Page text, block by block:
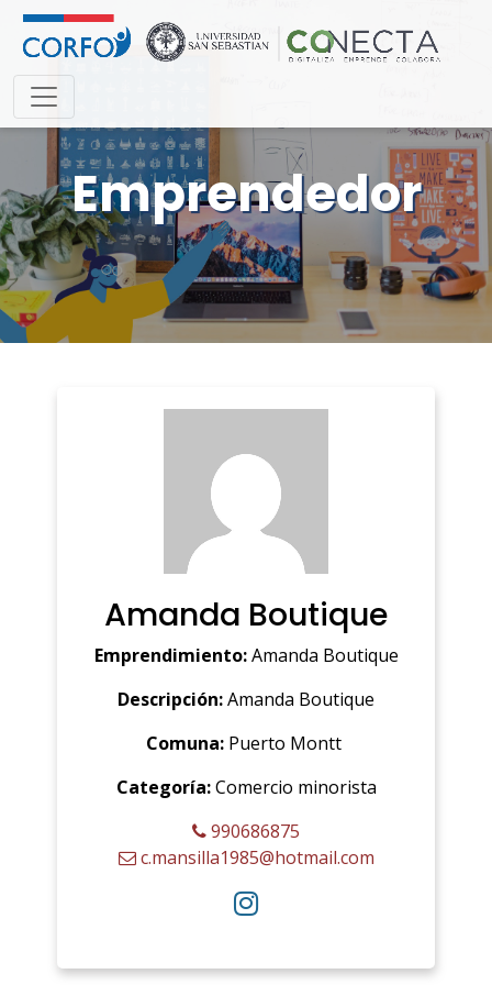
Emprendedor
Amanda Boutique
Emprendimiento:Amanda Boutique
Descripción:Amanda Boutique
Comuna: Puerto Montt
Categoría:Comercio minorista
990686875
c.mansilla1985@hotmail.com